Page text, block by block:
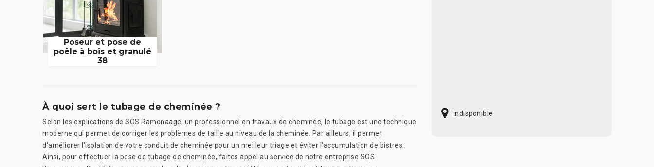
Poseur et pose de
poêle à bois et granulé
38
À quoi sert le tubage de cheminée ?
Selon les explications de SOS Ramonaage, un professionnel en travaux de cheminée, le tubage est une technique
moderne qui permet de corriger les problèmes de taille au niveau de la cheminée. Par ailleurs, il permet
d'améliorer l'isolation de votre conduit de cheminée pour un meilleur triage et éviter l'accumulation de bistres.
Ainsi, pour effectuer la pose de tubage de cheminée, faites appel au service de notre entreprise SOS
indisponible